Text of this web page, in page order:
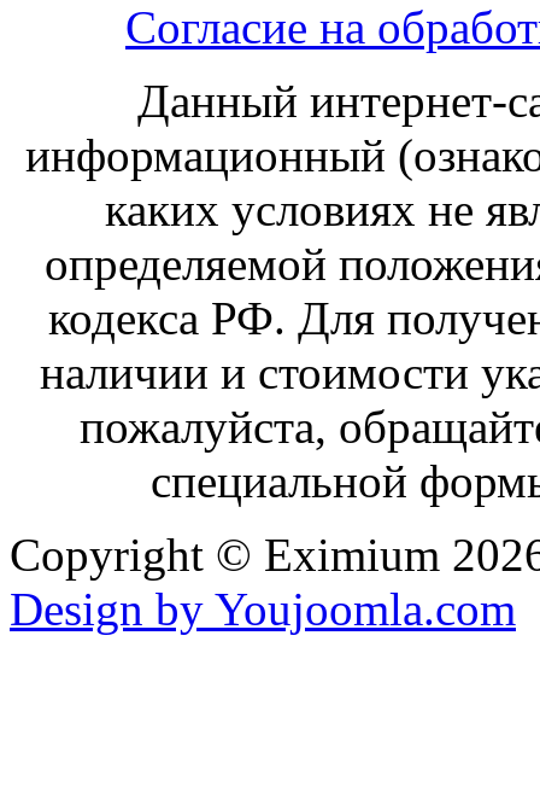
Согласие на
Данный интернет-
информационный
каких условиях не
определяемой
кодекса РФ. Для
наличии и стоимости
пожалуйста,
специальной
Copyright © Eximium
Design by Youjoomla.com